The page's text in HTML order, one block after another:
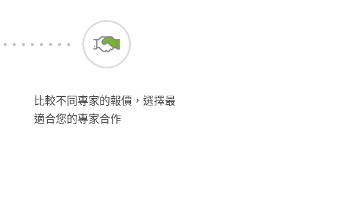
比較不同專家的報價，選擇最
適合您的專家合作